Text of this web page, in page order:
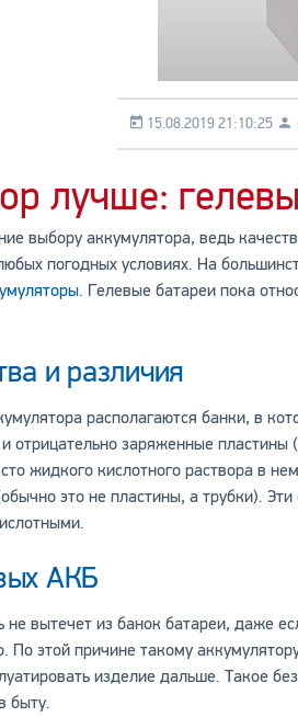
15.08.2019 21:10:25
лучше:
выбору аккумулятора, ведь
погодных условиях. На
. Гелевые батареи пока
и различия
располагаются банки, в
отрицательно заряженные
жидкого кислотного раствора в
это не пластины, а трубки).
АКБ
не вытечет из банок батареи, даже
По этой причине такому
изделие дальше. Такое
быту.